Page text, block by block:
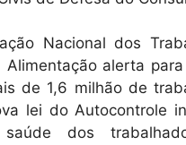
Nacional dos
alerta
de 1,6 milhão de
lei do Autocontrole
dos